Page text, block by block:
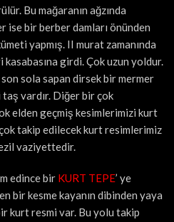
Bu mağaranın ağzında
ise bir berber damları önünden
yapmış. II murat zamanında
kasabasına girdi. Çok uzun yoldur.
sola sapan dirsek bir mermer
taş vardır. Diğer bir çok
elden geçmiş kesimlerimizi kurt
takip edilecek kurt resimlerimiz
vaziyettedir.
edince bir KURT TEPE’ ye
bir kesme kayanın dibinden yaya
kurt resmi var. Bu yolu takip